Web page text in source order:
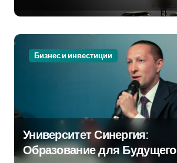
Бизнес и инвестиции
Университет Синергия:
Образование для Будущего